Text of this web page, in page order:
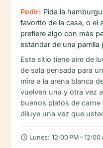
Pedir: Pida la
favorito de la casa, o el
prefiere algo con más
estándar de una parrilla
Este sitio tiene aire de
de sala pensada para
mira a la arena blanca
vuelven una y otra vez
buenos platos de
diluye una vez que
schedule Lunes: 12:00 PM –